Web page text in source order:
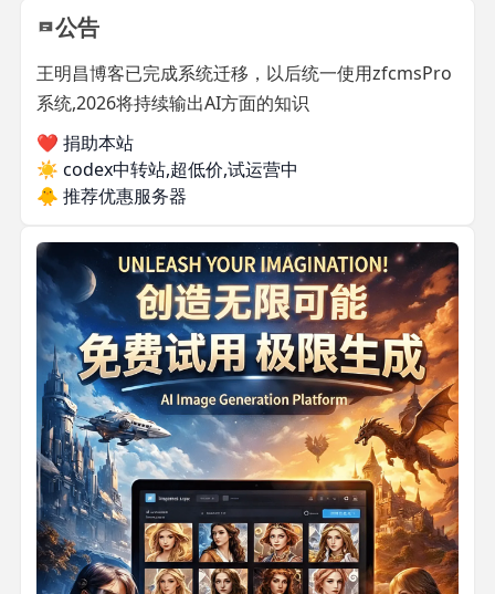
公告
王明昌博客已完成系统迁移，以后统一使用zfcmsPro
系统,2026将持续输出AI方面的知识
❤️ 捐助本站
☀️ codex中转站,超低价,试运营中
🐥 推荐优惠服务器